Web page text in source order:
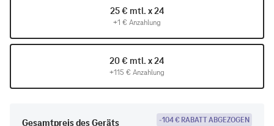
25 € mtl. x 24
+1 € Anzahlung
20 € mtl. x 24
+115 € Anzahlung
Gesamtpreis des Geräts -104 € RABATT ABGEZOGEN